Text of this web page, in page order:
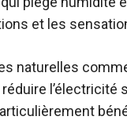
et les
naturelles